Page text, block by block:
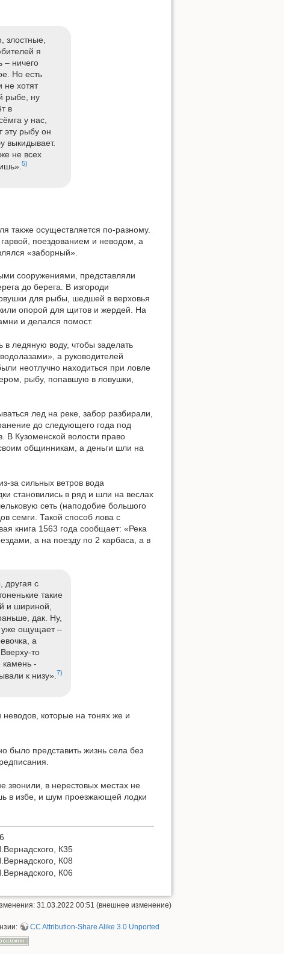
злостные,
я
ничего
Но есть
не хотят
рыбе, ну
в
у нас,
эту рыбу он
выкидывает.
не всех
5)
также осуществляется по-разному.
поездованием и неводом, а
«заборный».
сооружениями, представляли
до берега. В изгороди
для рыбы, шедшей в верховья
опорой для щитов и жердей. На
и делался помост.
ледяную воду, чтобы заделать
а руководителей
неотлучно находиться при ловле
рыбу, попавшую в ловушки,
лед на реке, забор разбирали,
до следующего года под
В Кузоменской волости право
общинникам, а деньги шли на
за сильных ветров вода
становились в ряд и шли на веслах
сеть (наподобие большого
семги. Такой способ лова с
книга 1563 года сообщает: «Река
а на поезду по 2 карбаса, а в
другая с
такие
и шириной,
дак. Ну,
уже ощущает –
а
то
камень -
к низу». 7)
которые на тонях же и
было представить жизнь села без
звонили, в нерестовых местах не
в избе, и шум проезжающей лодки
К35
К08
К06
31.03.2022 00:51 (внешнее изменение)
CC Attribution-Share Alike 3.0 Unported